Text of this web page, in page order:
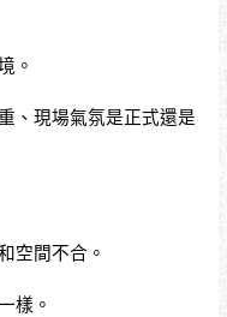
。
、現場氣氛是正式還是
空間不合。
樣。